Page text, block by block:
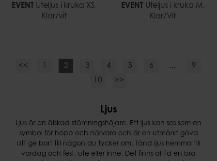
EVENT Uteljus i kruka XS,
Klar/vit
EVENT Uteljus i kruka M,
Klar/Vit
<< 1 2 3 4 5 6 ...
9
10
>>
Ljus
Ljus är en älskad stämningshöjare. Ett ljus kan ses som en
symbol för hopp och närvaro och är en utmärkt gåva
att ge bort till någon du tycker om. Tänd ljus hemma till
vardag och fest, ute eller inne. Det finns alltid en bra